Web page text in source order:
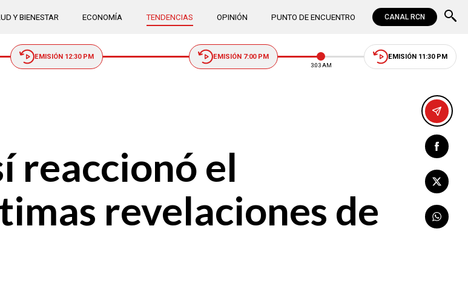
Y BIENESTAR ECONOMÍA TENDENCIAS OPINIÓN PUNTO DE ENCUENTRO CANAL RCN
EMISIÓN 12:30 PM EMISIÓN 7:00 PM
3:03 AM
EMISIÓN 11:30 PM
reaccionó el
revelaciones de